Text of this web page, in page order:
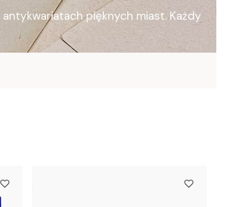
pięknych miast. Każdy